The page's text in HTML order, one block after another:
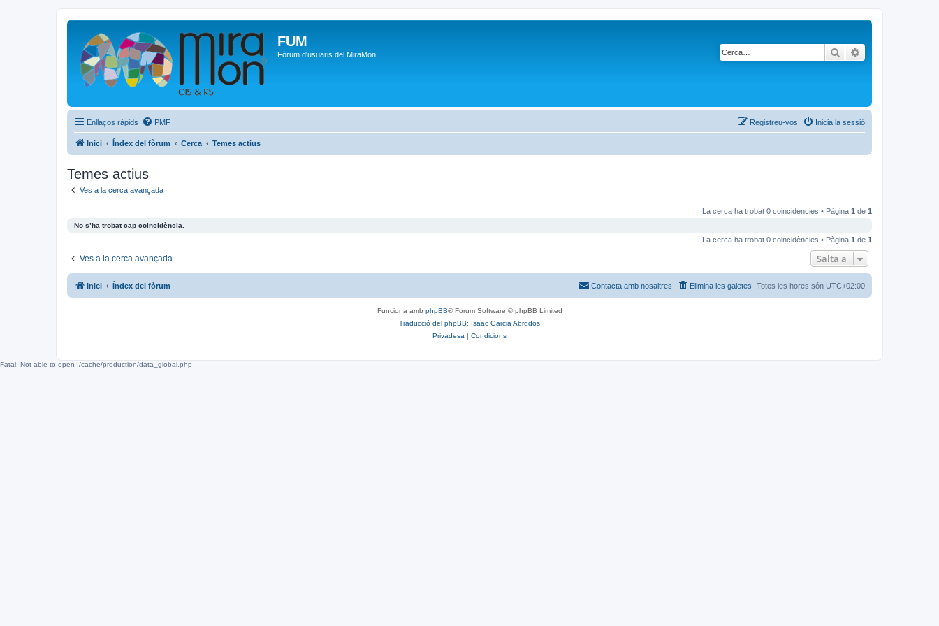
FUM
Fòrum d'usuaris del MiraMon Cerca
Enllaços ràpids PMF Inicia la sessió
Registreu-vos
Inici Índex del fòrum Cerca Temes actius
Temes actius
Ves a la cerca avançada
La cerca ha trobat 0 coincidències • Pàgina 1 de 1
No s’ha trobat cap coincidència.
La cerca ha trobat 0 coincidències • Pàgina 1 de 1
Ves a la cerca avançada Salta a
Inici Índex del fòrum Totes les hores són UTC+02:00
Elimina les galetes
Contacta amb nosaltres
Funciona amb phpBB® Forum Software © phpBB Limited
Traducció del phpBB: Isaac Garcia Abrodos
Privadesa | Condicions
Fatal: Not able to open ./cache/production/data_global.php